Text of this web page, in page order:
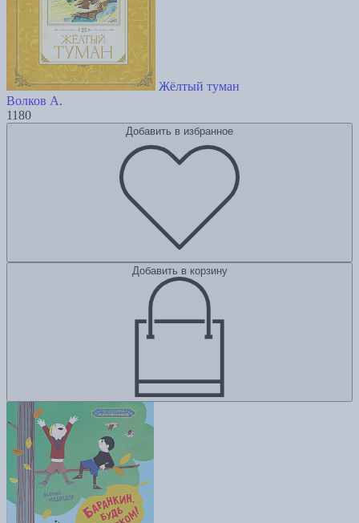
Жёлтый туман
Волков А.
1180
Добавить в избранное
Добавить в корзину